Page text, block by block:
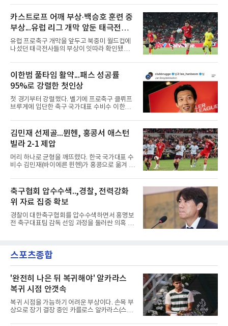
호는 9일(한국시간) 영국 스토크온트렌트의 베
트365 스타디움에서 열린 올덤 애슬레틱(4부)과
의 2026-2027시즌 잉글랜드 풋볼리그컵(EFL
컵) 1라운드에서 팀의 2-0 승리에 쐐기를 박는
골을 도왔다.투입 직후 결정적인 장면을 만들었
다. 1-0으로 앞서던 후반 21분 그라운드를 밟은
그는 후반 37분 상대 수비 라인 사이를 찌르는
흔들었다.시점도 좋았다. 프랑스 올랭피크 리옹
이적설이 도는 배준호는 시즌 첫
카스트로프 어깨 부상·백승호 훈련 중
부상...유럽 리그 개막 앞둔 태극전사
악재
유럽 프로축구 개막을 앞두고 북중미 월드컵에
나섰던 태극전사들의 부상이 잇따라 확인됐다.
일(한국시간) 옌스 카스트로프가 6일 아마추어
팀 로타흐-에게른과의 친선경기에서 어깨를 다
쳐 당분간 출전이 어렵다고 밝혔다. 그는 후반 교
체 투입돼 두 골을 넣었으나 후반 22분 부상으로
물러났다.독일인 아버지와 한국인 어머니 사이
에서 태어난 카스트로프는 측면 미드필더와 측
면 수비가 가능한 자원으로, 월드컵 남아프리카
은 그가 처음이다. 묀헨글라트바흐는 23일 DFB
포칼 1라운드, 29일 라이프치히
이한범 풀타임 활약...패스 성공률
95%로 강렬한 첫인상
첫 경기부터 강렬했다. 벨기에 프로축구 클뤼프
브루게에 입단한 축구 국가대표 수비수 이한범
뽑혔다.이한범은 8일(한국시간) 벨기에 브뤼헤
의 얀 브레이덜 스타디온에서 열린 코르트레이
크와의 2026-2027 벨기에 주필러리그 1라운드
홈 경기에 선발로 나서 경기 종료까지 뛰었다.출
발 자체가 빨랐다. 2026 북중미 월드컵에서 한국
의 조별리그 3경기를 모두 풀타임으로 소화하며
대표팀 중앙 수비의 주축으로 자리 잡은 그는 덴
선발로 곧장 투입돼 90분을 소화하며 팀의 3-0
완승에 힘을 보탰다.기록도
김민재 선제골...뮌헨, 홍콩서 애스턴
빌라 2-1 제압
머리 하나로 균형을 깨뜨렸다. 한국 국가대표 수
비수 김민재(바이에른 뮌헨)가 홍콩으로 옮겨 열
리에 힘을 보탰다.김민재는 7일(현지시간) 홍콩
카이탁 스포츠파크에서 열린 애스턴 빌라(잉글
랜드)와의 친선경기에서 전반 37분 0의 균형을
깨는 골을 넣었다. 톰 비쇼프가 왼쪽 측면에서 올
린 프리킥에 묘하게 머리를 갖다 대 방향을 바꾸
며 골 그물을 흔들었다.흐름은 좋았다. 제주전에
서 주장 완장을 차고 30여 분을 소화했던 그는
로키로 교체됐다.분데스리가 최다 우승팀(35회)
뮌헨은 프리시즌 아시아
축구협회 압수수색..,경찰, 전력강화
위 자료 집중 확보
경찰이 대한축구협회를 압수수색하면서 홍명보
전 축구대표팀 감독 선임 과정을 둘러싼 의혹 규
과정에 부당함이 있었는지가 수사의 본류다.7일
연합뉴스 취재를 종합하면 서울경찰청 광역수사
을 압수수색해 감독 선임 관련 자료를 다수 확보
했다. 특히 감독 후보를 검토해 이사회에 추천하
는 전력강화위원회가 생성한 자료를 집중적으로
확보한 것으로 알려졌다.경찰은 협회가 홍 전 감
독을 1순위 후보로 정하고 검증한 과정, 이사회
의 최종 승인 경위를 살
스포츠종합
'완전히 나은 뒤 복귀해야' 알카라스
복귀 시점 안갯속
복귀 시점을 가늠하기 어려운 부상이다. 손목 부
상으로 장기 결장 중인 카를로스 알카라스(스페